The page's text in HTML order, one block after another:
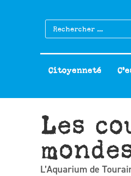
Citoyenneté
Les
L’Aquarium de